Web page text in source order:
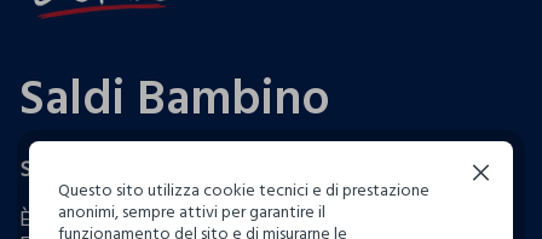
Saldi Bambino
Saldi bambino
È il momento di fare il pieno di look estivi, ora con il
Questo sito utilizza cookie tecnici e di prestazione
anonimi, sempre attivi per garantire il
Continua senza accettare